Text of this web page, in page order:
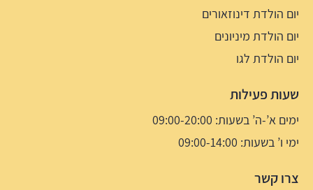
יום הולדת דינוזאורים
יום הולדת מיניונים
יום הולדת לגו
שעות פעילות
ימים א’-ה’ בשעות: 09:00-20:00
ימי ו’ בשעות: 09:00-14:00
צרו קשר